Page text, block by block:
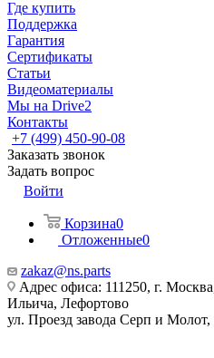
Где купить
Поддержка
Гарантия
Сертификаты
Статьи
Видеоматериалы
Мы на Drive2
Контакты
+7 (499) 450-90-08
Заказать звонок
Задать вопрос
Войти
Корзина0
Отложенные0
zakaz@ns.parts
Адрес офиса: 111250, г.
Ильича, Лефортово
ул. Проезд завода Серп и Молот,